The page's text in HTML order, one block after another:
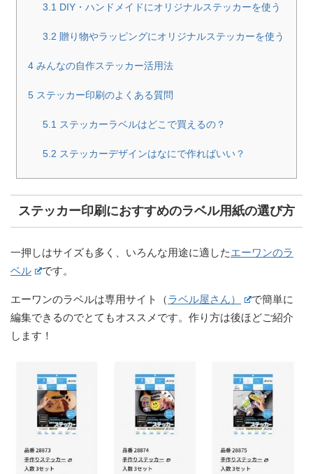
3.1 DIY・ハンドメイドにオリジナルステッカーを使う
3.2 贈り物やラッピングにオリジナルステッカーを使う
4 みんなの自作ステッカー活用法
5 ステッカー印刷のよくある質問
5.1 ステッカーラベルはどこで買えるの？
5.2 ステッカーデザインはなにで作ればいい？
ステッカー印刷におすすめのラベル用紙の選び方
一押しはサイズも多く、いろんな用途に適したエーワンのラ
ベル
です。
エーワンのラベルは専用サイト（ラベル屋さん）
で簡単に
編集できるのでとてもオススメです。作り方は後ほどご紹介
します！